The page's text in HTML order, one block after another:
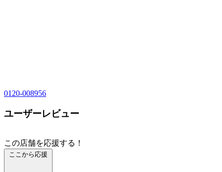
0120-008956
ユーザーレビュー
この店舗を応援する！
ここから応援